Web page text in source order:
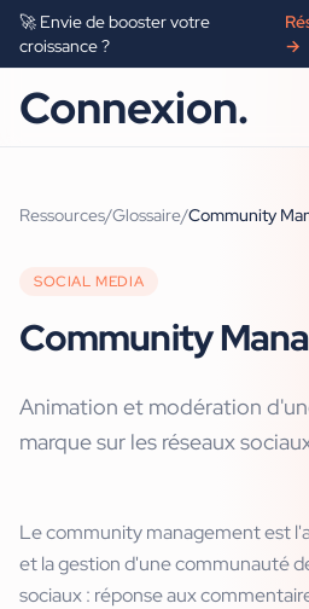
🚀 Envie de booster votre
croissance ?
→
Connexion.
Ressources/Glossaire/Community
SOCIAL MEDIA
Community
Animation et modération
marque sur les réseaux
Le community management est
et la gestion d'une communauté
sociaux : réponse aux